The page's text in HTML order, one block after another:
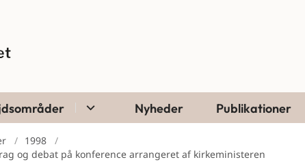
Nyheder Publikationer
1998
og debat på konference arrangeret af kirkeministeren